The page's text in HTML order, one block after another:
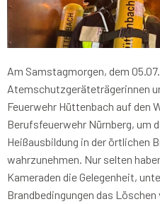
Am Samstagmorgen, dem
Atemschutzgeräteträgerinnen
Feuerwehr Hüttenbach auf den
Berufsfeuerwehr Nürnberg, um
Heißausbildung in der örtlichen
wahrzunehmen. Nur selten
Kameraden die Gelegenheit,
Brandbedingungen das